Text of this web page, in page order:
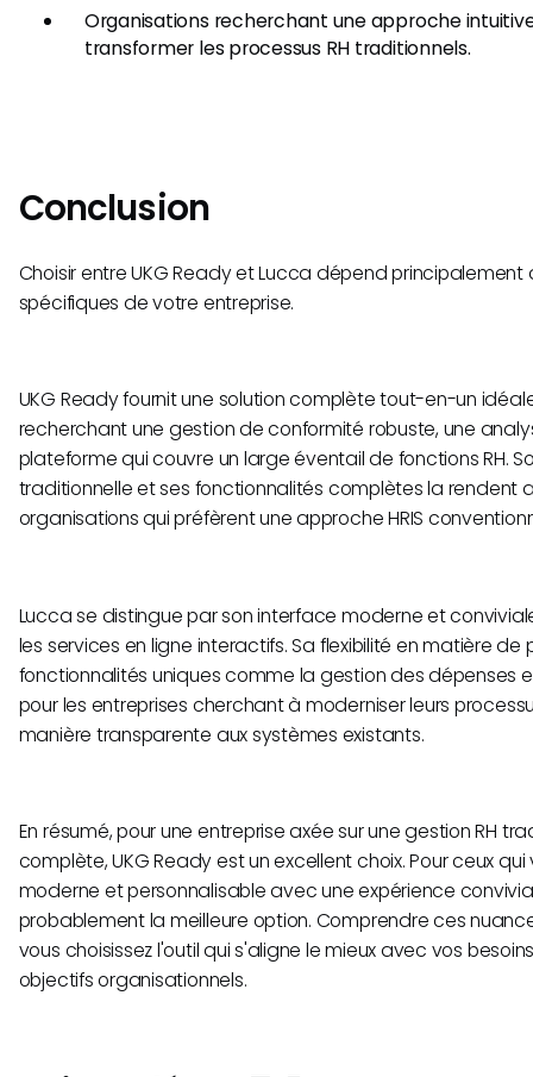
Organisations recherchant une approche
transformer les processus RH traditionnels.
Conclusion
Choisir entre UKG Ready et Lucca dépend principalement
spécifiques de votre entreprise.
UKG Ready fournit une solution complète tout-en-un
recherchant une gestion de conformité robuste, une
plateforme qui couvre un large éventail de fonctions RH.
traditionnelle et ses fonctionnalités complètes la rendent
organisations qui préfèrent une approche HRIS
Lucca se distingue par son interface moderne et
les services en ligne interactifs. Sa flexibilité en matière de
fonctionnalités uniques comme la gestion des dépenses
pour les entreprises cherchant à moderniser leurs
manière transparente aux systèmes existants.
En résumé, pour une entreprise axée sur une gestion RH
complète, UKG Ready est un excellent choix. Pour ceux
moderne et personnalisable avec une expérience
probablement la meilleure option. Comprendre ces
vous choisissez l'outil qui s'aligne le mieux avec vos
objectifs organisationnels.